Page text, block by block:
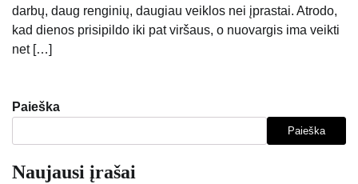
darbų, daug renginių, daugiau veiklos nei įprastai. Atrodo,
kad dienos prisipildo iki pat viršaus, o nuovargis ima veikti
net […]
Paieška
Paieška
Naujausi įrašai